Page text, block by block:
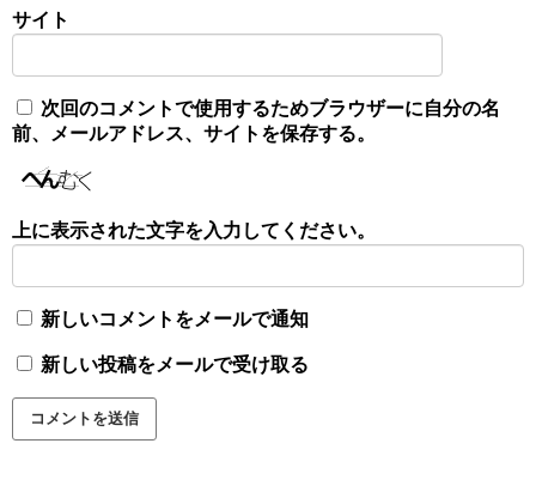
サイト
次回のコメントで使用するためブラウザーに自分の名
前、メールアドレス、サイトを保存する。
上に表示された文字を入力してください。
新しいコメントをメールで通知
新しい投稿をメールで受け取る